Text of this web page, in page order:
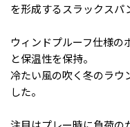
を形成するスラックスパ
ウィンドプルーフ仕様
と保温性を保持。
冷たい風の吹く冬のラウ
した。